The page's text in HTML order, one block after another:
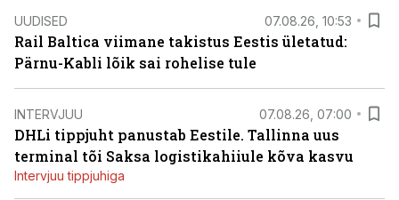
UUDISED 07.08.26, 10:53
Rail Baltica viimane takistus Eestis ületatud:
Pärnu-Kabli lõik sai rohelise tule
INTERVJUU 07.08.26, 07:00
DHLi tippjuht panustab Eestile. Tallinna uus
terminal tõi Saksa logistikahiiule kõva kasvu
Intervjuu tippjuhiga